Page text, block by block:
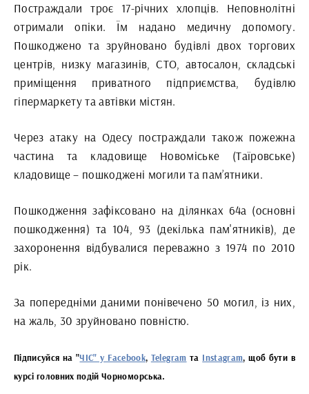
Постраждали троє 17-річних хлопців. Неповнолітні
отримали опіки. Їм надано медичну допомогу.
Пошкоджено та зруйновано будівлі двох торгових
центрів, низку магазинів, СТО, автосалон, складські
приміщення приватного підприємства, будівлю
гіпермаркету та автівки містян.
Через атаку на Одесу постраждали також пожежна
частина та кладовище Новоміське (Таїровське)
кладовище – пошкоджені могили та пам’ятники.
Пошкодження зафіксовано на ділянках 64а (основні
пошкодження) та 104, 93 (декілька пам'ятників), де
захоронення відбувалися переважно з 1974 по 2010
рік.
За попередніми даними понівечено 50 могил, із них,
на жаль, 30 зруйновано повністю.
Підписуйся на "ЧІС" у Facebook, Telegram та Instagram, щоб бути в
курсі головних подій Чорноморська.